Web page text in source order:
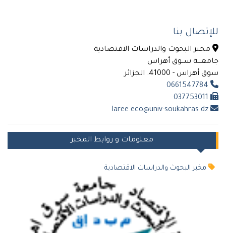
للإتصال بنا
مخبر البحوث والدراسات الاقتصادية
جامعـــة ســوق أهراس
سوق أهراس - 41000. الجزائر
معلومات و روابط المخبر
مخبر البحوث والدراسات الاقتصادية